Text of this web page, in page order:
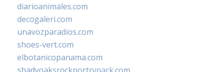
diarioanimales.com
decogaleri.com
unavozparadios.com
shoes-vert.com
elbotanicopanama.com